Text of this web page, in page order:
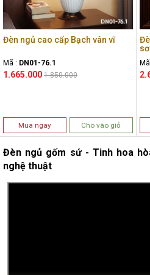
Đèn ngủ cao cấp Bạch vân vĩ
Mã : DN01-76.1
1.665.000 1.850.000
Mua ngay Cho vào giỏ
Đèn ngủ gốm sứ - Tinh hoa
nghệ thuật